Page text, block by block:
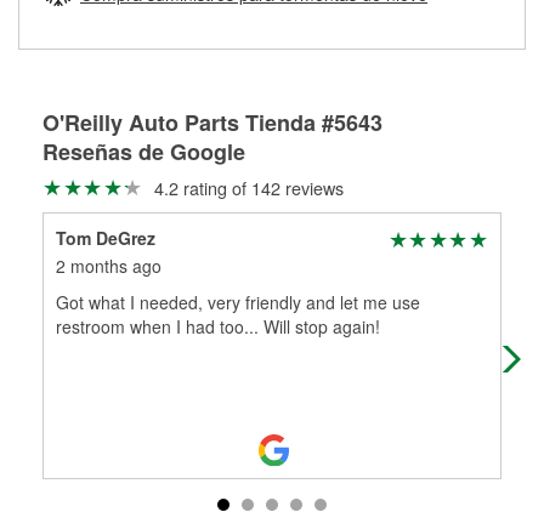
partes de reemplazo correctas para tu reparación.
O'Reilly Auto Parts Tienda #5643
Reseñas de Google
4.2 rating of 142 reviews
Tom DeGrez
2 months ago
Got what I needed, very friendly and let me use
restroom when I had too... Will stop again!